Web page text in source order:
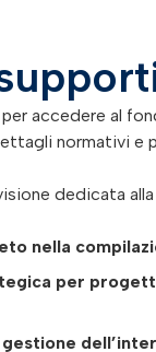
per accedere al
normativi e
dedicata
nella
per